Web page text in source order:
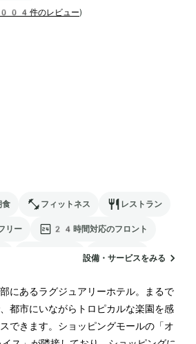
件のレビュー)
食 フィットネス レストラン
リー 24時間対応のフロント
空港送迎
設備・サービスをみる
にあるラグジュアリーホテル。まるで
都市にいながらトロピカルな楽園を感
できます。ショッピングモールの「オ